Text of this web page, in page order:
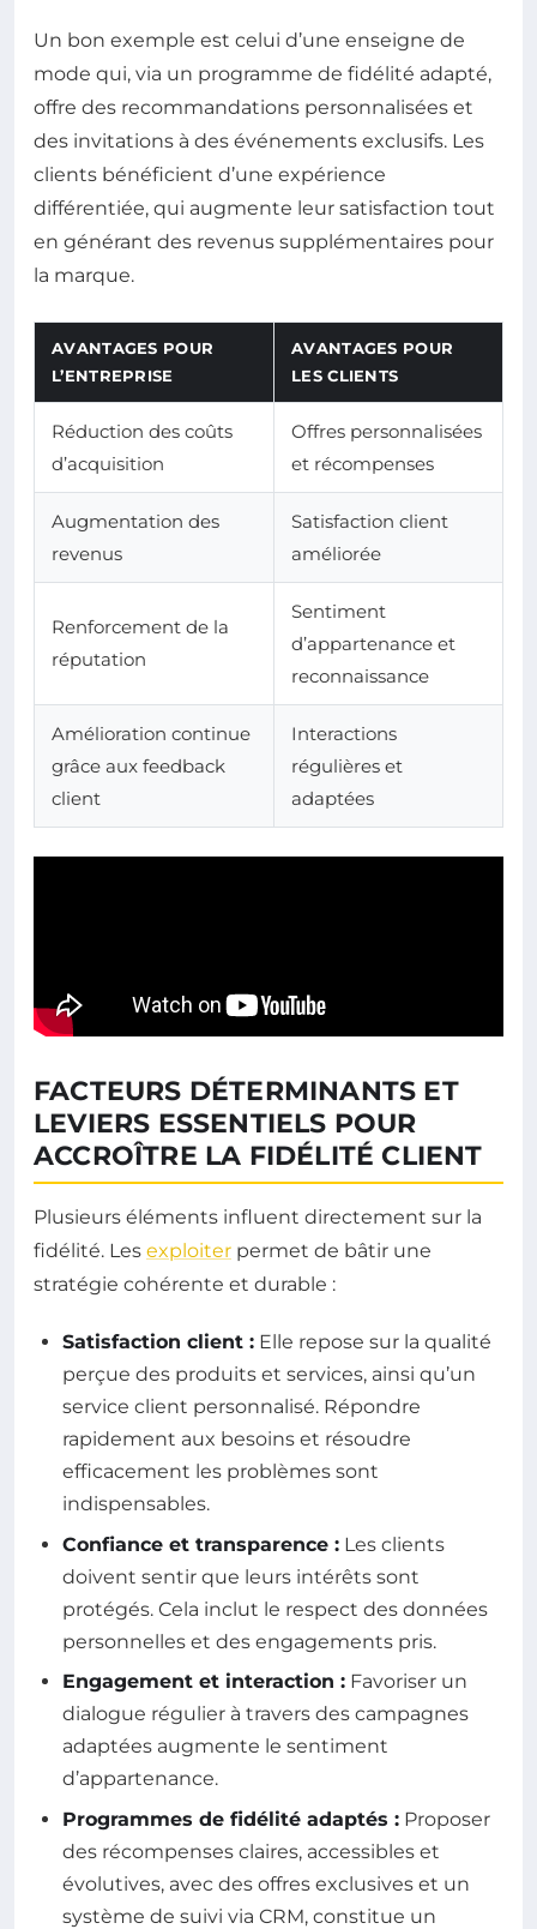
Un bon exemple est celui d’une enseigne de
mode qui, via un programme de fidélité adapté,
offre des recommandations personnalisées et
des invitations à des événements exclusifs. Les
clients bénéficient d’une expérience
différentiée, qui augmente leur satisfaction tout
en générant des revenus supplémentaires pour
la marque.
AVANTAGES POUR
L’ENTREPRISE
AVANTAGES POUR
LES CLIENTS
Réduction des coûts
d’acquisition
Offres personnalisées
et récompenses
Augmentation des
revenus
Satisfaction client
améliorée
Renforcement de la
réputation
Sentiment
d’appartenance et
reconnaissance
Amélioration continue
grâce aux feedback
client
Interactions
régulières et
adaptées
FACTEURS DÉTERMINANTS ET
LEVIERS ESSENTIELS POUR
ACCROÎTRE LA FIDÉLITÉ CLIENT
Plusieurs éléments influent directement sur la
fidélité. Les exploiter permet de bâtir une
stratégie cohérente et durable :
Satisfaction client : Elle repose sur la qualité
perçue des produits et services, ainsi qu’un
service client personnalisé. Répondre
rapidement aux besoins et résoudre
efficacement les problèmes sont
indispensables.
Confiance et transparence : Les clients
doivent sentir que leurs intérêts sont
protégés. Cela inclut le respect des données
personnelles et des engagements pris.
Engagement et interaction : Favoriser un
dialogue régulier à travers des campagnes
adaptées augmente le sentiment
d’appartenance.
Programmes de fidélité adaptés : Proposer
des récompenses claires, accessibles et
évolutives, avec des offres exclusives et un
système de suivi via CRM, constitue un